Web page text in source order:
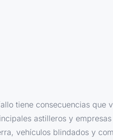
tiene consecuencias que
astilleros y
vehículos blindados y